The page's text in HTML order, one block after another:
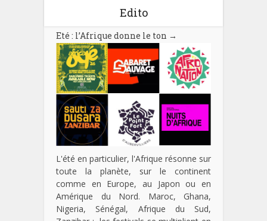
Edito
Eté : l’Afrique donne le ton →
L'été en particulier, l'Afrique résonne sur
toute la planète, sur le continent
comme en Europe, au Japon ou en
Amérique du Nord. Maroc, Ghana,
Nigeria, Sénégal, Afrique du Sud,